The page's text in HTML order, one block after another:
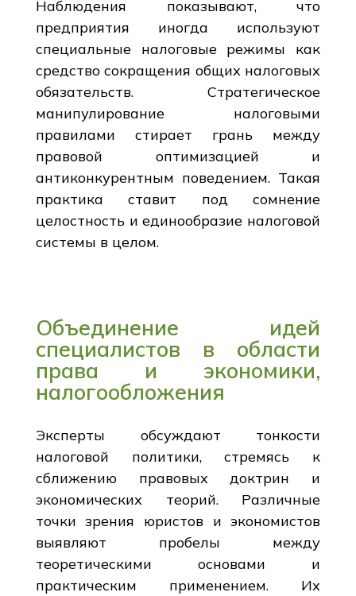
Наблюдения показывают, что
предприятия иногда используют
специальные налоговые режимы как
средство сокращения общих налоговых
обязательств. Стратегическое
манипулирование налоговыми
правилами стирает грань между
правовой оптимизацией и
антиконкурентным поведением. Такая
практика ставит под сомнение
целостность и единообразие налоговой
системы в целом.
Объединение идей
специалистов в области
права и экономики,
налогообложения
Эксперты обсуждают тонкости
налоговой политики, стремясь к
сближению правовых доктрин и
экономических теорий. Различные
точки зрения юристов и экономистов
выявляют пробелы между
теоретическими основами и
практическим применением. Их